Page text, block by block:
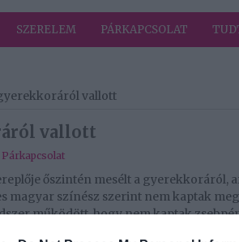
SZERELEM PÁRKAPCSOLAT
vallott
vallott
Párkapcsolat
őszintén mesélt a gyerekkoráról,
magyar színész szerint nem kaptak
működött, hogy nem kaptak
ha valamit elrontottak.